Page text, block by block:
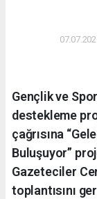
Gençlik ve
destekleme
çağrısına
Buluşuyor”
Gazeteciler
toplantısını